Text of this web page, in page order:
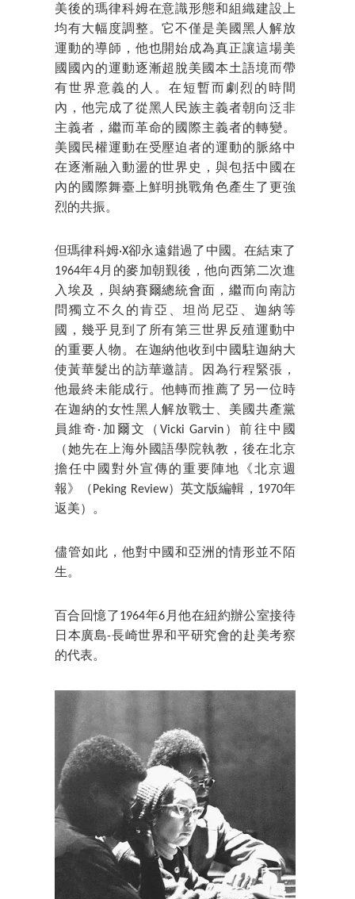
美後的瑪律科姆在意識形態和組織建設上
均有大幅度調整。它不僅是美國黑人解放
運動的導師，他也開始成為真正讓這場美
國國內的運動逐漸超脫美國本土語境而帶
有世界意義的人。在短暫而劇烈的時間
內，他完成了從黑人民族主義者朝向泛非
主義者，繼而革命的國際主義者的轉變。
美國民權運動在受壓迫者的運動的脈絡中
在逐漸融入動盪的世界史，與包括中國在
內的國際舞臺上鮮明挑戰角色產生了更強
烈的共振。
但瑪律科姆·X卻永遠錯過了中國。在結束了
1964年4月的麥加朝覲後，他向西第二次進
入埃及，與納賽爾總統會面，繼而向南訪
問獨立不久的肯亞、坦尚尼亞、迦納等
國，幾乎見到了所有第三世界反殖運動中
的重要人物。在迦納他收到中國駐迦納大
使黃華髮出的訪華邀請。因為行程緊張，
他最終未能成行。他轉而推薦了另一位時
在迦納的女性黑人解放戰士、美國共產黨
員維奇·加爾文（Vicki Garvin）前往中國
（她先在上海外國語學院執教，後在北京
擔任中國對外宣傳的重要陣地《北京週
報》（Peking Review）英文版編輯，1970年
返美）。
儘管如此，他對中國和亞洲的情形並不陌
生。
百合回憶了1964年6月他在紐約辦公室接待
日本廣島-長崎世界和平研究會的赴美考察
的代表。